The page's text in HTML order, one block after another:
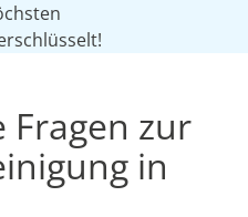
Fragen zur
in